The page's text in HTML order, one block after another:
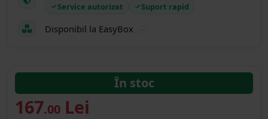
Service autorizat Suport rapid
Disponibil la EasyBox
În stoc
167.00 Lei